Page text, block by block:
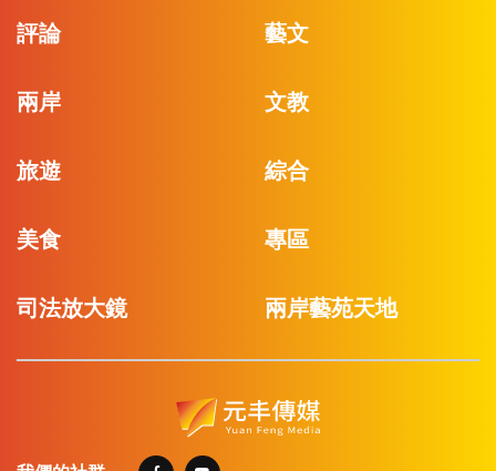
評論 藝文
兩岸 文教
旅遊 綜合
美食 專區
司法放大鏡 兩岸藝苑天地